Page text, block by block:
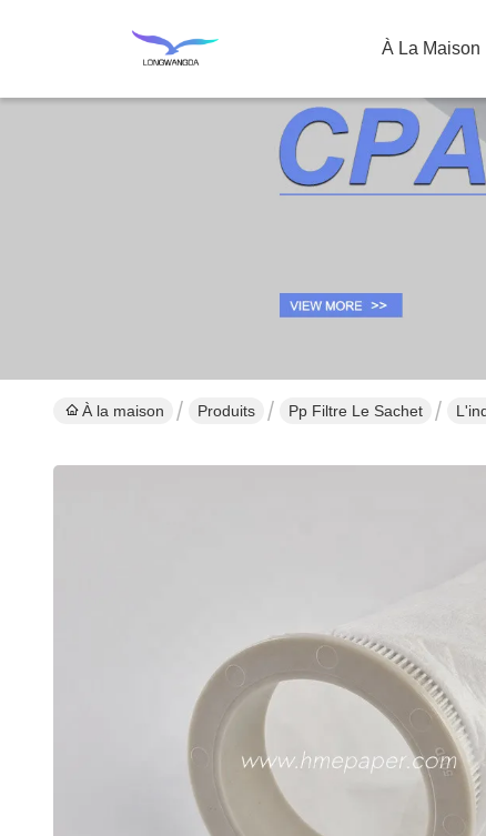
À La Maison
À la maison Produits Pp Filtre Le Sachet